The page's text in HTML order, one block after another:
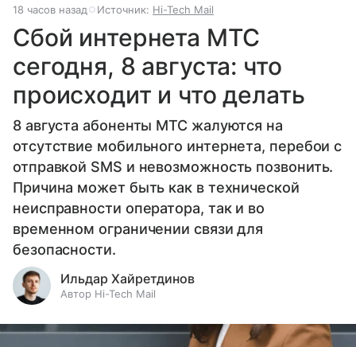
18 часов назад Источник: Hi-Tech Mail
Сбой интернета МТС
сегодня, 8 августа: что
происходит и что делать
8 августа абоненты МТС жалуются на
отсутствие мобильного интернета, перебои с
отправкой SMS и невозможность позвонить.
Причина может быть как в технической
неисправности оператора, так и во
временном ограничении связи для
безопасности.
Ильдар Хайретдинов
Автор Hi-Tech Mail